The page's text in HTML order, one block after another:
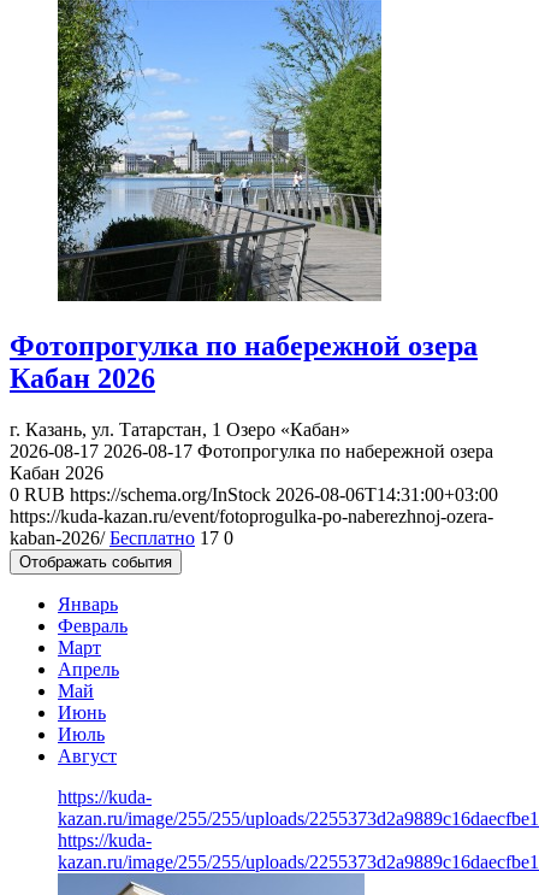
Фотопрогулка по набережной озера
Кабан 2026
г. Казань, ул. Татарстан, 1 Озеро «Кабан»
2026-08-17 2026-08-17 Фотопрогулка по набережной озера
Кабан 2026
0 RUB https://schema.org/InStock 2026-08-06T14:31:00+03:00
https://kuda-kazan.ru/event/fotoprogulka-po-naberezhnoj-ozera-
kaban-2026/ Бесплатно 17 0
Отображать события
Январь
Февраль
Март
Апрель
Май
Июнь
Июль
Август
https://kuda-
kazan.ru/image/255/255/uploads/
https://kuda-
kazan.ru/image/255/255/uploads/